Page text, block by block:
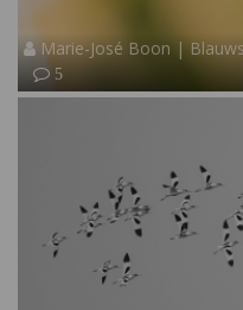
Marie-José Boon |
5